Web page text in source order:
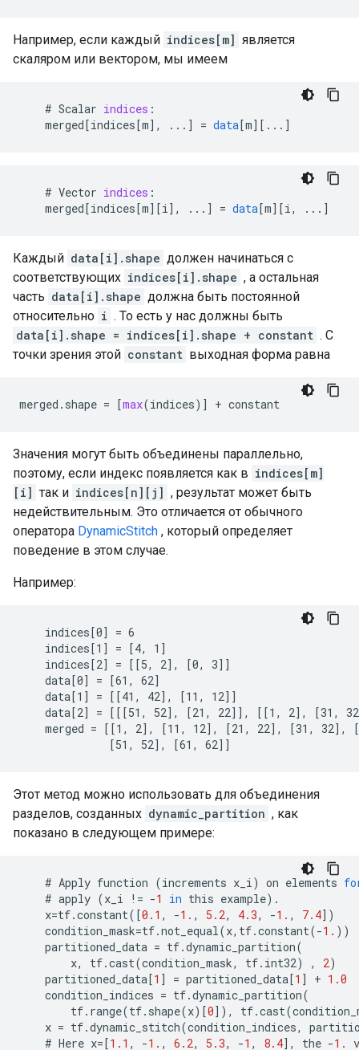
Например, если каждый indices[m] является
скаляром или вектором, мы имеем
    #
Scalar indices :
merged[indices[m] , ... ] = data[m][ ... ]
    #
Vector indices :
merged[indices[m][i] , ... ] = data[m][i, ... ]
Каждый data[i].shape должен начинаться с
соответствующих indices[i].shape , а остальная
часть data[i].shape должна быть постоянной
относительно i . То есть у нас должны быть
data[i].shape = indices[i].shape + constant . С
точки зрения этой constant выходная форма равна
merged . shape = [max(indices)] + constant
Значения могут быть объединены параллельно,
поэтому, если индекс появляется как в indices[m]
[i] так и indices[n][j] , результат может быть
недействительным. Это отличается от обычного
оператора DynamicStitch , который определяет
поведение в этом случае.
Например:
    indices[0] = 6
    indices[1] = [4, 1]
    indices[2] = [[5, 2], [0, 3]]
    data[0] = [61, 62]
    data[1] = [[41, 42], [11, 12]]
data[2] = [[[51, 52], [21, 22]], [[1, 2], [31,
merged = [[1, 2], [11, 12], [21, 22], [31, 32],
              [51, 52], [61, 62]]
Этот метод можно использовать для объединения
разделов, созданных dynamic_partition , как
показано в следующем примере:
    #
Apply function (increments x_i) on elements
    #
apply (x_i != -1 in this example) .
x=tf.constant([0.1 , -1. , 5.2, 4.3, -1. , 7.4])
condition_mask=tf.not_equal(x, tf.constant(-1. ))
partitioned_data = tf.dynamic_partition(
x, tf.cast(condition_mask, tf. int32) , 2)
partitioned_data[1 ] = partitioned_data[1 ] + 1.0
condition_indices = tf.dynamic_partition(
tf. range(tf. shape(x)[0]), tf.cast(
x = tf.dynamic_stitch(condition_indices,
    #
Here x=[1.1 , -1. , 6.2, 5.3, -1 , 8.4], the -1.